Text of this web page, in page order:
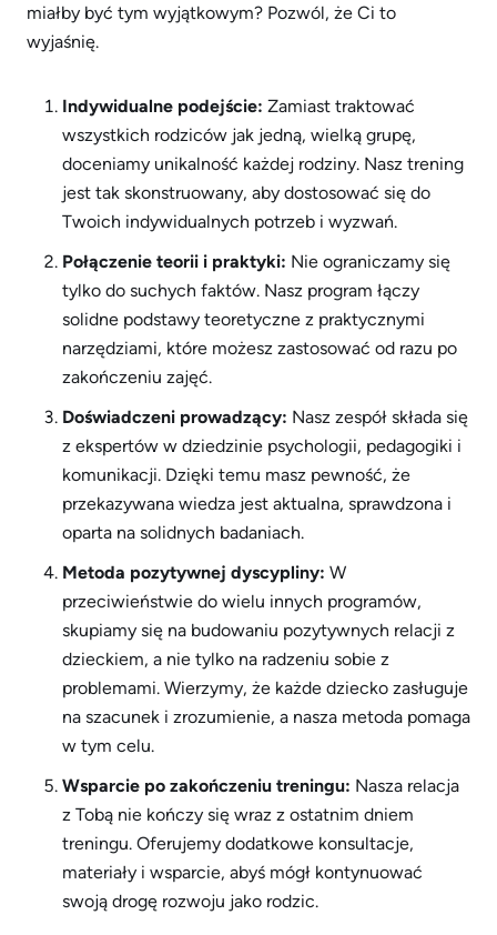
miałby być tym wyjątkowym? Pozwól, że Ci to
wyjaśnię.
Indywidualne podejście: Zamiast traktować
wszystkich rodziców jak jedną, wielką grupę,
doceniamy unikalność każdej rodziny. Nasz trening
jest tak skonstruowany, aby dostosować się do
Twoich indywidualnych potrzeb i wyzwań.
Połączenie teorii i praktyki: Nie ograniczamy się
tylko do suchych faktów. Nasz program łączy
solidne podstawy teoretyczne z praktycznymi
narzędziami, które możesz zastosować od razu po
zakończeniu zajęć.
Doświadczeni prowadzący: Nasz zespół składa się
z ekspertów w dziedzinie psychologii, pedagogiki i
komunikacji. Dzięki temu masz pewność, że
przekazywana wiedza jest aktualna, sprawdzona i
oparta na solidnych badaniach.
Metoda pozytywnej dyscypliny: W
przeciwieństwie do wielu innych programów,
skupiamy się na budowaniu pozytywnych relacji z
dzieckiem, a nie tylko na radzeniu sobie z
problemami. Wierzymy, że każde dziecko zasługuje
na szacunek i zrozumienie, a nasza metoda pomaga
w tym celu.
Wsparcie po zakończeniu treningu: Nasza relacja
z Tobą nie kończy się wraz z ostatnim dniem
treningu. Oferujemy dodatkowe konsultacje,
materiały i wsparcie, abyś mógł kontynuować
swoją drogę rozwoju jako rodzic.